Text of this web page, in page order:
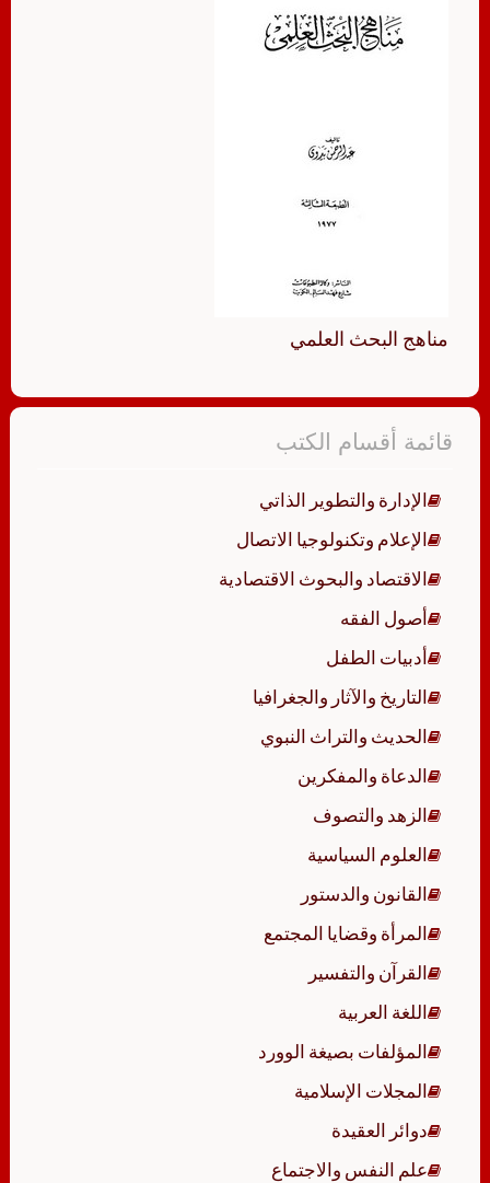
مناهج البحث العلمي
قائمة أقسام الكتب
الإدارة والتطوير الذاتي
الإعلام وتكنولوجيا الاتصال
الاقتصاد والبحوث الاقتصادية
أصول الفقه
أدبيات الطفل
التاريخ والآثار والجغرافيا
الحديث والتراث النبوي
الدعاة والمفكرين
الزهد والتصوف
العلوم السياسية
القانون والدستور
المرأة وقضايا المجتمع
القرآن والتفسير
اللغة العربية
المؤلفات بصيغة الوورد
المجلات الإسلامية
دوائر العقيدة
علم النفس والاجتماع